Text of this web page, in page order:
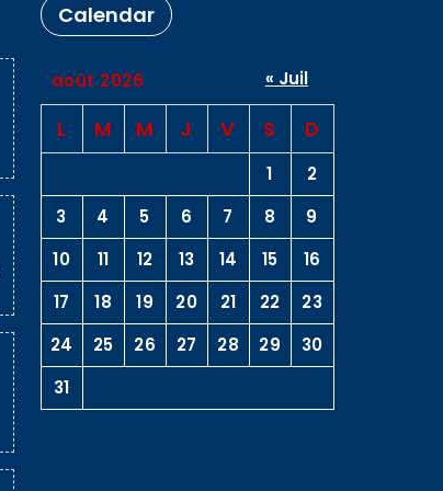
Calendar
août 2026
L M M J V S D
1
2
3
4 5 6 7 8
9
10
11 12 13 14 15
16
17
18 19 20 21 22
23
24
25 26 27 28 29
30
31
« Juil